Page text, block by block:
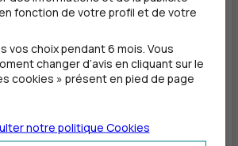
au profit de la
salle de l’Europe, l’un des
de l’Hôtel des Invalides à
de Louis XIV.
fonction de votre profil et de votre
vos choix pendant 6 mois. Vous
changer d’avis en cliquant sur le
cookies » présent en pied de page
notre politique Cookies